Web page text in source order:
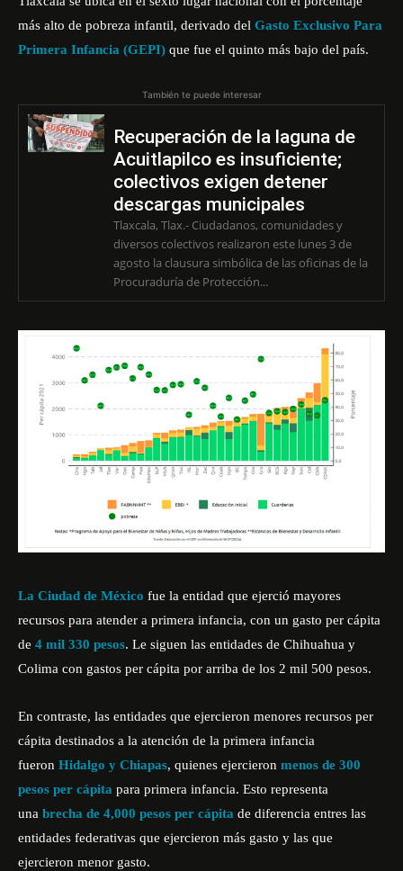
más alto de pobreza infantil, derivado del Gasto Exclusivo Para
Primera Infancia (GEPI) que fue el quinto más bajo del país.
También te puede interesar
Recuperación de la laguna de
Acuitlapilco es insuficiente;
colectivos exigen detener
descargas municipales
Tlaxcala, Tlax.- Ciudadanos, comunidades y
diversos colectivos realizaron este lunes 3 de
agosto la clausura simbólica de las oficinas de la
Procuraduría de Protección...
La Ciudad de México fue la entidad que ejerció mayores
recursos para atender a primera infancia, con un gasto per cápita
de 4 mil 330 pesos. Le siguen las entidades de Chihuahua y
Colima con gastos per cápita por arriba de los 2 mil 500 pesos.
En contraste, las entidades que ejercieron menores recursos per
cápita destinados a la atención de la primera infancia
fueron Hidalgo y Chiapas, quienes ejercieron menos de 300
pesos per cápita para primera infancia. Esto representa
una brecha de 4,000 pesos per cápita de diferencia entres las
entidades federativas que ejercieron más gasto y las que
ejercieron menor gasto.